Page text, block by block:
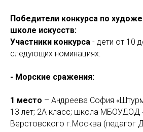
Победители конкурса по
школе искусств:
Участники конкурса - дети от 10
следующих номинациях:
- Морские сражения:
1 место – Андреева София
13 лет; 2А класс; школа
Верстовского г.Москва (педагог